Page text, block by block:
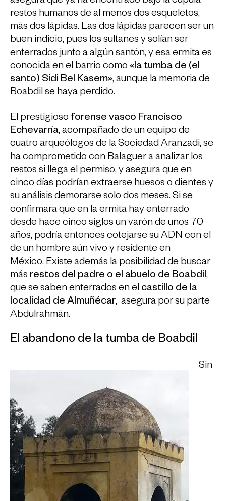
restos humanos de al menos dos esqueletos,
más dos lápidas. Las dos lápidas parecen ser un
buen indicio, pues los sultanes y solían ser
enterrados junto a algún santón, y esa ermita es
conocida en el barrio como «la tumba de (el
santo) Sidi Bel Kasem», aunque la memoria de
Boabdil se haya perdido.
El prestigioso forense vasco Francisco
Echevarría, acompañado de un equipo de
cuatro arqueólogos de la Sociedad Aranzadi, se
ha comprometido con Balaguer a analizar los
restos si llega el permiso, y asegura que en
cinco días podrían extraerse huesos o dientes y
su análisis demorarse solo dos meses. Si se
confirmara que en la ermita hay enterrado
desde hace cinco siglos un varón de unos 70
años, podría entonces cotejarse su ADN con el
de un hombre aún vivo y residente en
México. Existe además la posibilidad de buscar
más restos del padre o el abuelo de Boabdil,
que se saben enterrados en el castillo de la
localidad de Almuñécar, asegura por su parte
Abdulrahmán.
El abandono de la tumba de Boabdil
Sin